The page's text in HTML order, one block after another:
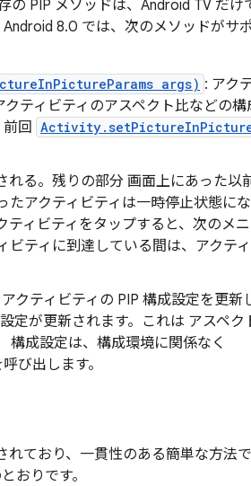
の PIP メソッドは、Android TV だけ
8.0 では、次のメソッドがサ
args) : アク
ティビティのアスペクト比などの構
回
る。残りの部分 画面上にあった以
たアクティビティは一時停止状態に
ィビティをタップすると、次のメ
ビティに到達している間は、アクテ
アクティビティの PIP 構成設定を更新
定が更新されます。これは アスペク
構成設定は、構成環境に関係なく
び出します。
ており、一貫性のある簡単な方法
おりです。